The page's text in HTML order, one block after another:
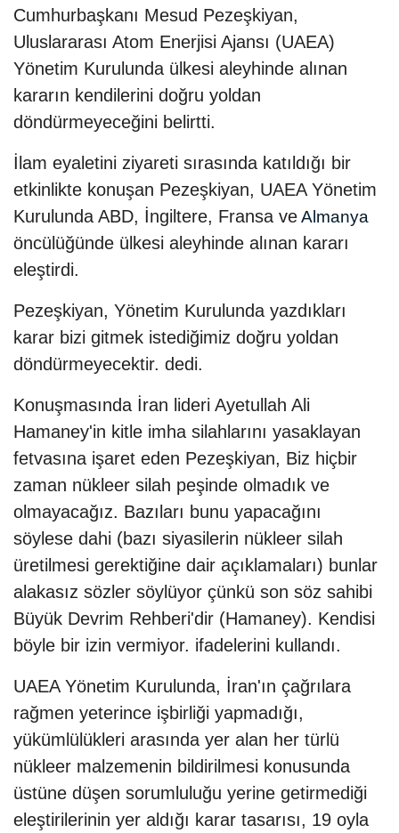
Cumhurbaşkanı Mesud Pezeşkiyan,
Uluslararası Atom Enerjisi Ajansı (UAEA)
Yönetim Kurulunda ülkesi aleyhinde alınan
kararın kendilerini doğru yoldan
döndürmeyeceğini belirtti.
İlam eyaletini ziyareti sırasında katıldığı bir
etkinlikte konuşan Pezeşkiyan, UAEA Yönetim
Kurulunda ABD, İngiltere, Fransa veAlmanya
öncülüğünde ülkesi aleyhinde alınan kararı
eleştirdi.
Pezeşkiyan, Yönetim Kurulunda yazdıkları
karar bizi gitmek istediğimiz doğru yoldan
döndürmeyecektir. dedi.
Konuşmasında İran lideri Ayetullah Ali
Hamaney'in kitle imha silahlarını yasaklayan
fetvasına işaret eden Pezeşkiyan, Biz hiçbir
zaman nükleer silah peşinde olmadık ve
olmayacağız. Bazıları bunu yapacağını
söylese dahi (bazı siyasilerin nükleer silah
üretilmesi gerektiğine dair açıklamaları) bunlar
alakasız sözler söylüyor çünkü son söz sahibi
Büyük Devrim Rehberi'dir (Hamaney). Kendisi
böyle bir izin vermiyor. ifadelerini kullandı.
UAEA Yönetim Kurulunda, İran'ın çağrılara
rağmen yeterince işbirliği yapmadığı,
yükümlülükleri arasında yer alan her türlü
nükleer malzemenin bildirilmesi konusunda
üstüne düşen sorumluluğu yerine getirmediği
eleştirilerinin yer aldığı karar tasarısı, 19 oyla